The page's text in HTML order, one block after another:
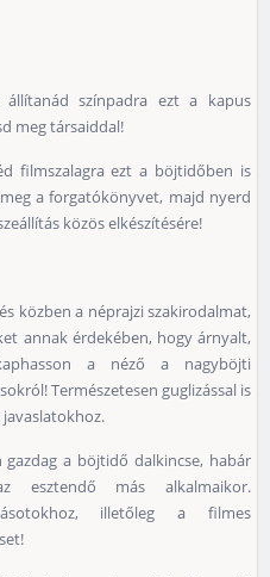
színpadra ezt a kapus
meg társaiddal!
filmszalagra ezt a böjtidőben is
a forgatókönyvet, majd nyerd
közös elkészítésére!
közben a néprajzi szakirodalmat,
annak érdekében, hogy árnyalt,
a néző a nagyböjti
Természetesen guglizással is
a böjtidő dalkincse, habár
esztendő más alkalmaikor.
illetőleg a filmes